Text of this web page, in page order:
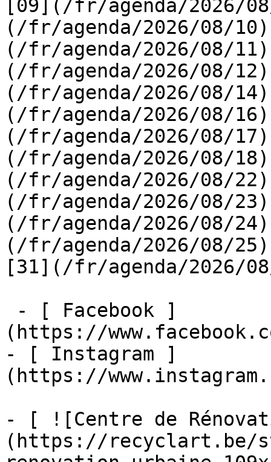
[09](/fr/agenda/2026/
(/fr/agenda/2026/08/
(/fr/agenda/2026/08/
(/fr/agenda/2026/08/
(/fr/agenda/2026/08/
(/fr/agenda/2026/08/
(/fr/agenda/2026/08/
(/fr/agenda/2026/08/
(/fr/agenda/2026/08/
(/fr/agenda/2026/08/
(/fr/agenda/2026/08/
(/fr/agenda/2026/08/
[31](/fr/agenda/
(https://
- [ Instagram ]
(https://
- [ ![Centre de
(https://recyclart.be/